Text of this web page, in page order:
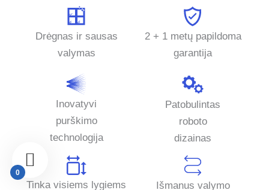
Drėgnas ir sausas
valymas
Inovatyvi
purškimo
technologija
Tinka visiems lygiems
2 + 1 metų papildoma
garantija
Patobulintas
roboto
dizainas
Išmanus valymo
0